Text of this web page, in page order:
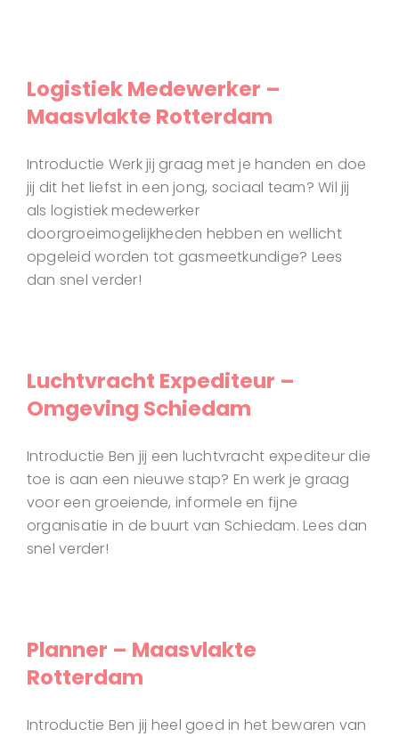
Logistiek Medewerker –
Maasvlakte Rotterdam
Introductie Werk jij graag met je handen en doe
jij dit het liefst in een jong, sociaal team? Wil jij
als logistiek medewerker
doorgroeimogelijkheden hebben en wellicht
opgeleid worden tot gasmeetkundige? Lees
dan snel verder!
Luchtvracht Expediteur –
Omgeving Schiedam
Introductie Ben jij een luchtvracht expediteur die
toe is aan een nieuwe stap? En werk je graag
voor een groeiende, informele en fijne
organisatie in de buurt van Schiedam. Lees dan
snel verder!
Planner – Maasvlakte
Rotterdam
Introductie Ben jij heel goed in het bewaren van